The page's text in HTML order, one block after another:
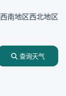
西南地区西北地区
查询天气